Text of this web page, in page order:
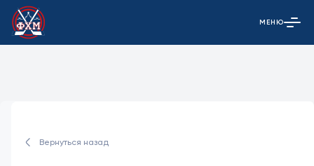
Открыть
МЕНЮ
Вернуться назад